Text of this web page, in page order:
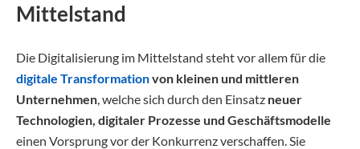
Mittelstand
Die Digitalisierung im Mittelstand steht vor allem für die
digitale Transformationvon kleinen und mittleren
Unternehmen, welche sich durch den Einsatz neuer
Technologien, digitaler Prozesse und Geschäftsmodelle
einen Vorsprung vor der Konkurrenz verschaffen. Sie